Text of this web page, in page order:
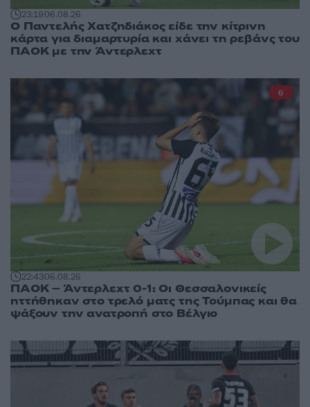
23:1906.08.26
Ο Παντελής Χατζηδιάκος είδε την κίτρινη
κάρτα για διαμαρτυρία και χάνει τη ρεβάνς του
ΠΑΟΚ με την Άντερλεχτ
22:4306.08.26
ΠΑΟΚ – Άντερλεχτ 0-1: Οι Θεσσαλονικείς
ηττήθηκαν στο τρελό ματς της Τούμπας και θα
ψάξουν την ανατροπή στο Βέλγιο
6